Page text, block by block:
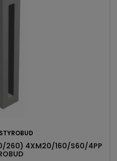
STYROBUD
260) 4XM20/160/S60/4PP